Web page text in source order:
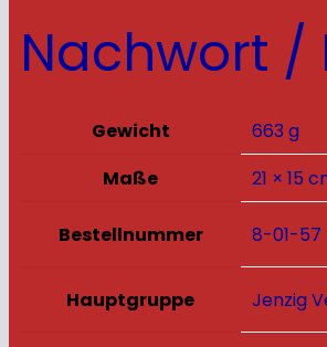
Nachwort /
Gewicht
663 g
Maße
21 × 15
Bestellnummer 8-01-57
Hauptgruppe Jenzig